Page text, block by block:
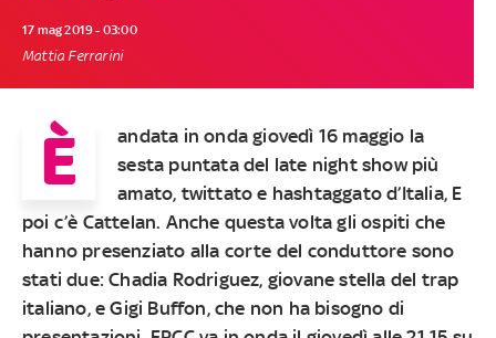
17 mag 2019 - 03:00
Mattia Ferrarini
È andata in ondagiovedì 16 maggio la
sesta puntatadel late night show più
amato, twittato e hashtaggato d’Italia, E
poi c’è Cattelan. Anche questa volta gli ospiti che
hanno presenziato alla corte del conduttore sono
stati due:Chadia Rodriguez, giovane stella del trap
italiano, eGigi Buffon, che non ha bisogno di